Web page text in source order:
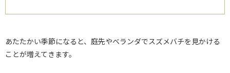
あたたかい季節になると、庭先やベランダでスズメバチを見かける
ことが増えてきます。